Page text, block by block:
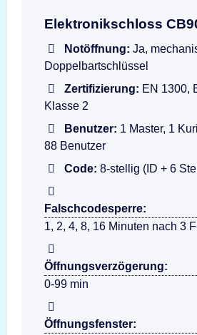
Darstellung der
Elektronikschloss
Notöffnung: Ja,
Doppelbartschlüssel
Zertifizierung: EN 1300,
Klasse 2
Benutzer: 1 Master, 1
88 Benutzer
Code: 8-stellig (ID + 6
Falschcodesperre:
1, 2, 4, 8, 16 Minuten nach 3
Öffnungsverzögerung:
0-99 min
Öffnungsfenster: